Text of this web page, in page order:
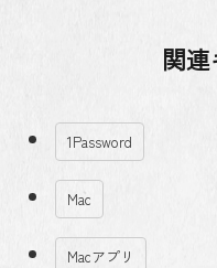
関
1Password
Mac
Macアプリ